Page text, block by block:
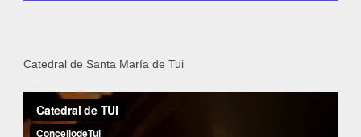
Catedral de Santa María de Tui